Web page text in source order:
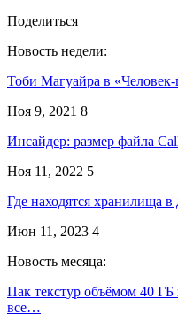
Поделиться
Новость недели:
Тоби Магуайра в
Ноя 9, 2021 8
Инсайдер: размер файла
Ноя 11, 2022 5
Где находятся хранилища в
Июн 11, 2023 4
Новость месяца:
Пак текстур объёмом 40 ГБ
все…